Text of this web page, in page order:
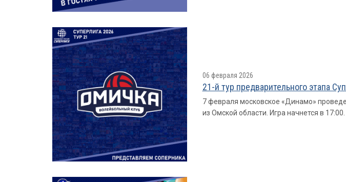
06 февраля 2026
21-й тур предварительного этапа
7 февраля московское «Динамо»
из Омской области. Игра начнется в 17:00.